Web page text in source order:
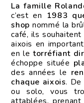
La famille
c’est en 1983
shop nommé la
café, ils
aixois en
en le torréfiant
échoppe située
des années le
chaque aixois. De
ou solo, vous